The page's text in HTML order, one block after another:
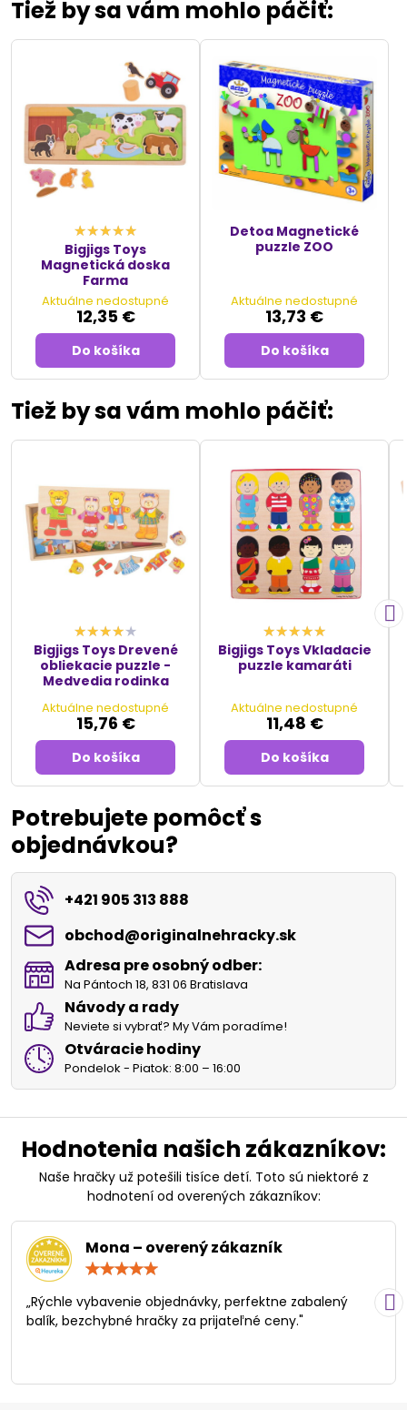
Tiež by sa vám mohlo páčiť:
Bigjigs Toys
Magnetická doska
Farma
Aktuálne nedostupné
12,35 €
Do košíka
Detoa Magnetické
puzzle ZOO
Aktuálne nedostupné
13,73 €
Do košíka
Tiež by sa vám mohlo páčiť:
Bigjigs Toys Drevené
obliekacie puzzle -
Medvedia rodinka
Aktuálne nedostupné
15,76 €
Do košíka
Bigjigs Toys Vkladacie
puzzle kamaráti
Aktuálne nedostupné
11,48 €
Do košíka
Potrebujete pomôcť s
objednávkou?
+421 905 313 888
obchod​@originalnehracky​.sk
Adresa pre osobný odber:
Na Pántoch 18, 831 06 Bratislava
Návody a rady
Neviete si vybrať? My Vám poradíme!
Otváracie hodiny
Pondelok - Piatok: 8:00 – 16:00
Hodnotenia našich zákazníkov:
Naše hračky už potešili tisíce detí. Toto sú niektoré z
hodnotení od overených zákazníkov:
Mona – overený zákazník
/
5
„Rýchle vybavenie objednávky, perfektne zabalený
balík, bezchybné hračky za prijateľné ceny."